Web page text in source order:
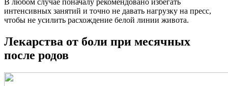
В любом случае поначалу рекомендовано избегать
интенсивных занятий и точно не давать нагрузку на пресс,
чтобы не усилить расхождение белой линии живота.
Лекарства от боли при месячных
после родов